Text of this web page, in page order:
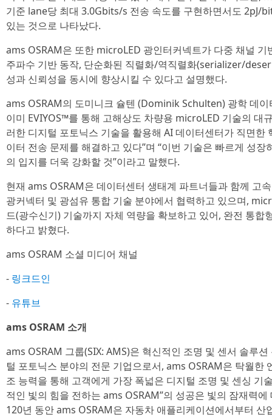
기준 lane당 최대 3.0Gbits/s 전송 속도를 구현하면서도 2pJ/
있는 것으로 나타났다.
ams OSRAM은 또한 microLED 광인터커넥트가 다중 채널
주파수 기반 동작, 단순화된 직렬화/역직렬화(serializer/
성과 신뢰성을 동시에 향상시킬 수 있다고 설명했다.
ams OSRAM의 도미니크 슐텐 (Dominik Schulten) 광학 데이
이미 EVIYOS™를 통해 고해상도 차량용 microLED 기술의 대
러한 디지털 포토닉스 기술을 활용해 AI 데이터센터가 직면한
이터 전송 문제를 해결하고 있다”며 “이번 기술은 빠르게 성
의 입지를 더욱 강화할 것”이라고 말했다.
현재 ams OSRAM은 데이터센터 생태계 파트너들과 함께 고
광커넥터 및 광섬유 통합 기술 분야에서 협력하고 있으며,
드(광수신기) 기술까지 자체 역량을 확보하고 있어, 완전 통합
하다고 밝혔다.
ams OSRAM 소셜 미디어 채널
- 링크드인
- 유튜브
ams OSRAM 소개
ams OSRAM 그룹(SIX: AMS)은 혁신적인 조명 및 센서 솔루
털 포토닉스 분야의 전문 기업으로서, ams OSRAM은 탁월한
조 능력을 통해 고객에게 가장 폭넓은 디지털 조명 및 센싱 기
적인 빛의 힘을 전하는 ams OSRAM”의 성공은 빛의 잠재력
120년 동안 ams OSRAM은 자동차 애플리케이션에서부터 산